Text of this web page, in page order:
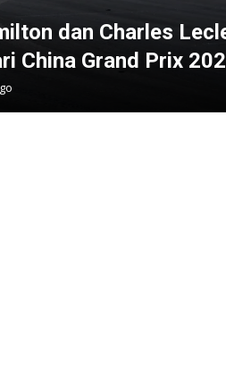
dan Charles
China Grand Prix